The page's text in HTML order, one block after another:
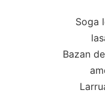
Soga
Bazan